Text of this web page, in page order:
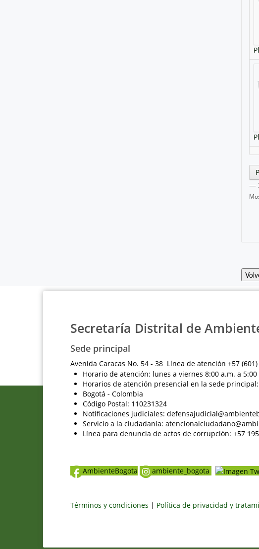
—
Secretaría Distrital de
Sede principal
Avenida Caracas No. 54 - 38 Línea de atención +57 (601)
Horario de atención: lunes a viernes 8:00 a.m. a 5:00
Horarios de atención presencial en la sede
Bogotá - Colombia
Código Postal: 110231324
Notificaciones judiciales:
Servicio a la ciudadanía:
Línea para denuncia de actos de corrupción: +57 195
AmbienteBogota ambiente_bogota
Términos y condiciones | Política de privacidad y